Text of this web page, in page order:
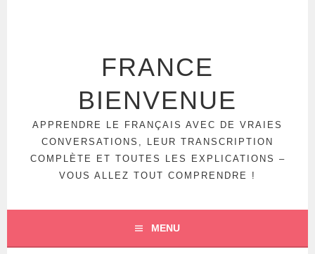
FRANCE
BIENVENUE
APPRENDRE LE FRANÇAIS AVEC DE VRAIES
CONVERSATIONS, LEUR TRANSCRIPTION
COMPLÈTE ET TOUTES LES EXPLICATIONS –
VOUS ALLEZ TOUT COMPRENDRE !
MENU